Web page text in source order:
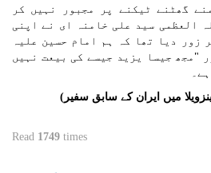
گھٹنے ٹیکنے پر مجبور نہیں کر
العظمی سید علی خامنہ ای نے اپنی
زور دیا تھا کہ ہم امام حسین علیہ
"مجھ جیسا یزید جیسے کی بیعت نہیں
میں ایران کے سابق سفیر)
Read 1749 times